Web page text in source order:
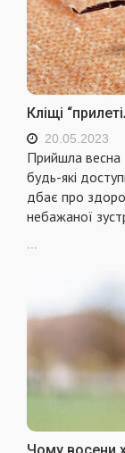
Кліщі
20.05.2023
Прийшла весна
будь-які
дбає про
небажаної